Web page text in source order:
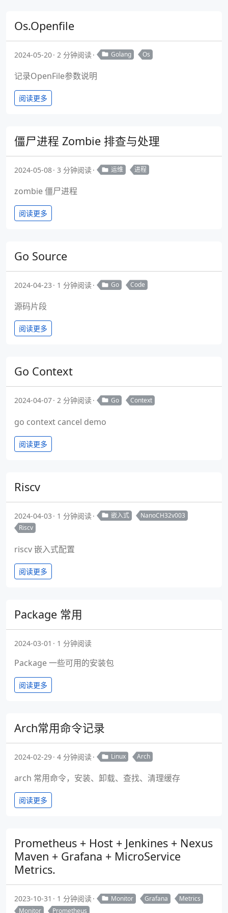
Os.Openfile
2024-05-20 2 分钟阅读 Golang Os
记录OpenFile参数说明
阅读更多
僵尸进程 Zombie 排查与处理
2024-05-08 3 分钟阅读 运维 进程
zombie 僵尸进程
阅读更多
Go Source
2024-04-23 1 分钟阅读 Go Code
源码片段
阅读更多
Go Context
2024-04-07 2 分钟阅读 Go Context
go context cancel demo
阅读更多
Riscv
2024-04-03 1 分钟阅读 嵌入式
NanoCH32v003
Riscv
riscv 嵌入式配置
阅读更多
Package 常用
2024-03-01 1 分钟阅读
Package 一些可用的安装包
阅读更多
Arch常用命令记录
2024-02-29 4 分钟阅读 Linux Arch
arch 常用命令，安装、卸载、查找、清理缓存
阅读更多
Prometheus + Host + Jenkines + Nexus
Maven + Grafana + MicroService
Metrics.
2023-10-31 1 分钟阅读 Monitor Grafana
Metrics
Monitor
Prometheus